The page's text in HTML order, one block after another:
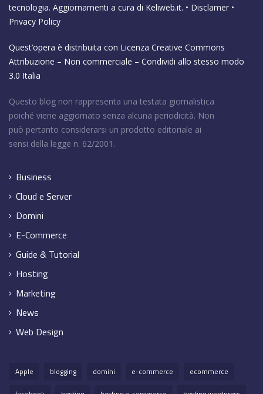
tecnologia. Aggiornamenti a cura di Keliweb.it. • Disclamer •
Privacy Policy
Quest’opera è distribuita con Licenza Creative Commons
Attribuzione – Non commerciale – Condividi allo stesso modo
3.0 Italia
Questo blog non rappresenta una testata giornalistica
poiché viene aggiornato senza alcuna periodicità. Non
può pertanto considerarsi un prodotto editoriale ai
sensi della legge n. 62/2001.
Business
Cloud e Server
Domini
E-Commerce
Guide & Tutorial
Hosting
Marketing
News
Web Design
Apple blogging domini e-commerce
ecommerce